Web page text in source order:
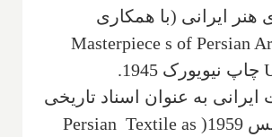
هنر ایرانی (با همکاری
Masterpiece s of Persian
چاپ نیویورک 1945‌.
ایرانی به عنوان اسناد تاریخی‌
Persian Textile as